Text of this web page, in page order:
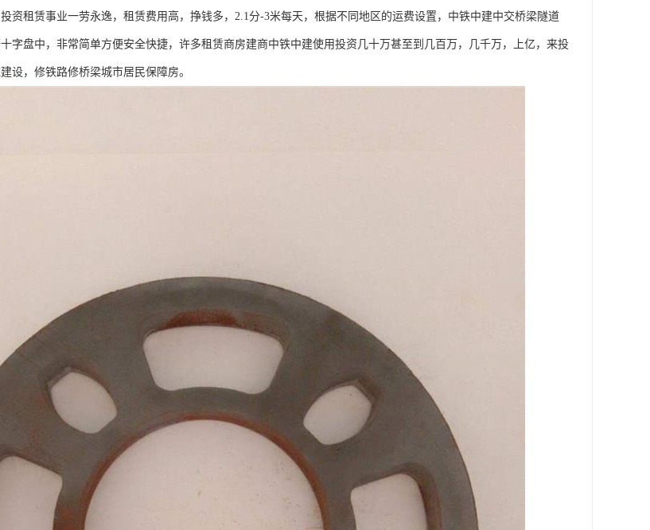
资租赁事业一劳永逸，租赁费用高，挣钱多，2.1分-3米每天，根据不同地区的运费设置，中铁中建中交桥梁隧道
字盘中，非常简单方便安全快捷，许多租赁商房建商中铁中建使用投资几十万甚至到几百万，几千万，上亿，来投
设，修铁路修桥梁城市居民保障房。